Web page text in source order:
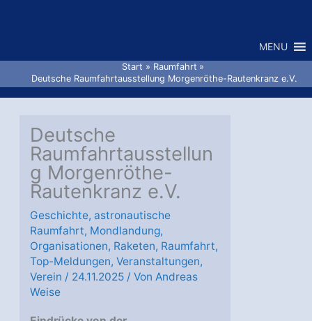
MENU
Start
Raumfahrt
Deutsche Raumfahrtausstellung Morgenröthe-Rautenkranz e.V.
Deutsche
Raumfahrtausstellun
g Morgenröthe-
Rautenkranz e.V.
Geschichte,astronautische
Raumfahrt, Mondlandung,
Organisationen, Raketen, Raumfahrt,
Top-Meldungen,Veranstaltungen,
Verein / 24.11.2025 / VonAndreas
Weise